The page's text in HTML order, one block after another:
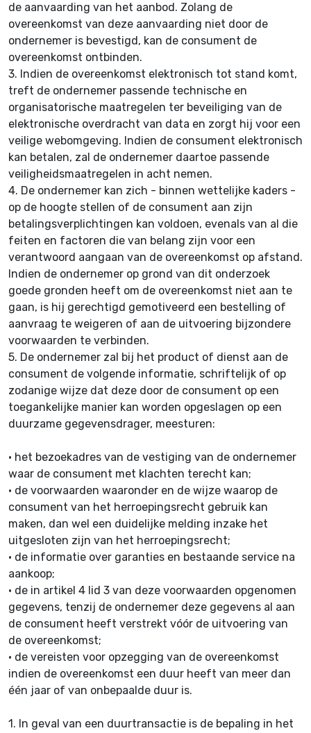
de aanvaarding van het aanbod. Zolang de
overeenkomst van deze aanvaarding niet door de
ondernemer is bevestigd, kan de consument de
overeenkomst ontbinden.
3. Indien de overeenkomst elektronisch tot stand komt,
treft de ondernemer passende technische en
organisatorische maatregelen ter beveiliging van de
elektronische overdracht van data en zorgt hij voor een
veilige webomgeving. Indien de consument elektronisch
kan betalen, zal de ondernemer daartoe passende
veiligheidsmaatregelen in acht nemen.
4. De ondernemer kan zich - binnen wettelijke kaders -
op de hoogte stellen of de consument aan zijn
betalingsverplichtingen kan voldoen, evenals van al die
feiten en factoren die van belang zijn voor een
verantwoord aangaan van de overeenkomst op afstand.
Indien de ondernemer op grond van dit onderzoek
goede gronden heeft om de overeenkomst niet aan te
gaan, is hij gerechtigd gemotiveerd een bestelling of
aanvraag te weigeren of aan de uitvoering bijzondere
voorwaarden te verbinden.
5. De ondernemer zal bij het product of dienst aan de
consument de volgende informatie, schriftelijk of op
zodanige wijze dat deze door de consument op een
toegankelijke manier kan worden opgeslagen op een
duurzame gegevensdrager, meesturen:
• het bezoekadres van de vestiging van de ondernemer
waar de consument met klachten terecht kan;
• de voorwaarden waaronder en de wijze waarop de
consument van het herroepingsrecht gebruik kan
maken, dan wel een duidelijke melding inzake het
uitgesloten zijn van het herroepingsrecht;
• de informatie over garanties en bestaande service na
aankoop;
• de in artikel 4 lid 3 van deze voorwaarden opgenomen
gegevens, tenzij de ondernemer deze gegevens al aan
de consument heeft verstrekt vóór de uitvoering van
de overeenkomst;
• de vereisten voor opzegging van de overeenkomst
indien de overeenkomst een duur heeft van meer dan
één jaar of van onbepaalde duur is.
1. In geval van een duurtransactie is de bepaling in het